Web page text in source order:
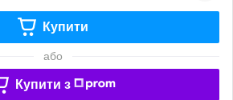
Купити
або
Купити з